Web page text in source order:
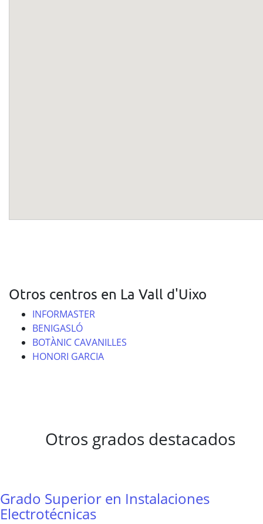
Otros centros en La Vall d'Uixo
INFORMASTER
BENIGASLÓ
BOTÀNIC CAVANILLES
HONORI GARCIA
Otros grados destacados
Grado Superior en Instalaciones
Electrotécnicas